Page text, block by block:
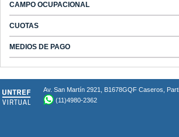
CAMPO OCUPACIONAL
CUOTAS
MEDIOS DE PAGO
Av. San Martín 2921, B1678GQF Caseros,
(11)4980-2362